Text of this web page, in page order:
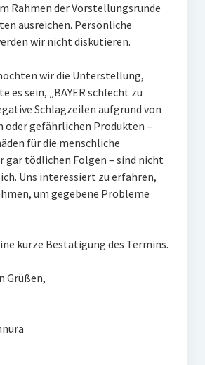
Rahmen der Vorstellungsrunde
ausreichen. Persönliche
wir nicht diskutieren.
wir die Unterstellung,
es sein, „BAYER schlecht zu
Schlagzeilen aufgrund von
oder gefährlichen Produkten –
für die menschliche
gar tödlichen Folgen – sind nicht
Uns interessiert zu erfahren,
um gegebene Probleme
kurze Bestätigung des Termins.
Grüßen,